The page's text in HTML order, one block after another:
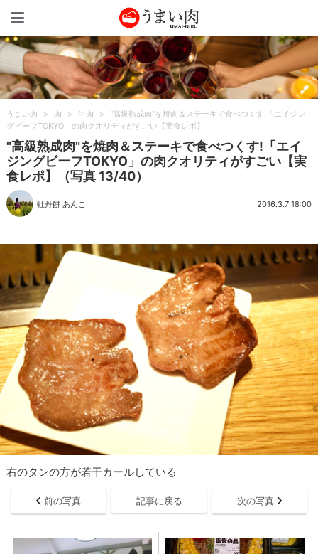
うまい肉 > 肉 > 牛肉 >
"高級熟成肉"を焼肉＆ステーキで食べつくす!「エイジン
グビーフTOKYO」の肉クオリティがすごい【実食レポ】
"高級熟成肉"を焼肉＆ステーキで食べつくす!「エイ
ジングビーフTOKYO」の肉クオリティがすごい【実
食レポ】（写真 13/40）
牡丹餅 あんこ 2016.3.7 18:00
右のタンの方が若干カールしている
前の写真 記事に戻る 次の写真